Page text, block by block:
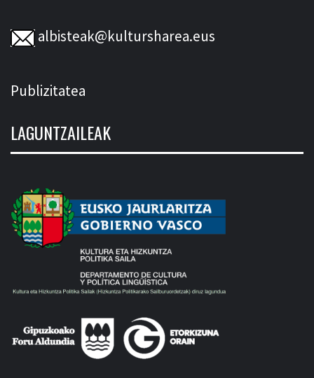
albisteak@kultursharea.eus
Publizitatea
LAGUNTZAILEAK